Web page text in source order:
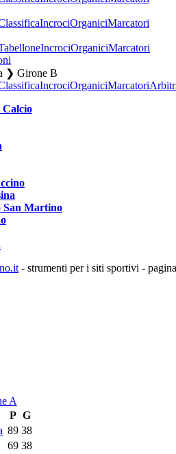
IncrociOrganiciMarcatori
IncrociOrganiciMarcatori
❯ Girone B
IncrociOrganiciMarcatori
San Martino
- strumenti per i siti sportivi -
A
P G
89 38
69 38